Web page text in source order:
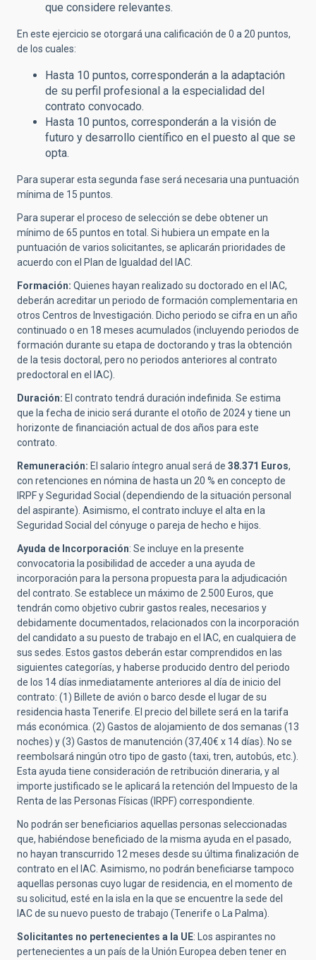
que considere relevantes.
En este ejercicio se otorgará una calificación de 0 a 20 puntos,
de los cuales:
Hasta 10 puntos, corresponderán a la adaptación
de su perfil profesional a la especialidad del
contrato convocado.
Hasta 10 puntos, corresponderán a la visión de
futuro y desarrollo científico en el puesto al que se
opta.
Para superar esta segunda fase será necesaria una puntuación
mínima de 15 puntos.
Para superar el proceso de selección se debe obtener un
mínimo de 65 puntos en total. Si hubiera un empate en la
puntuación de varios solicitantes, se aplicarán prioridades de
acuerdo con el Plan de Igualdad del IAC.
Formación: Quienes hayan realizado su doctorado en el IAC,
deberán acreditar un periodo de formación complementaria en
otros Centros de Investigación. Dicho periodo se cifra en un año
continuado o en 18 meses acumulados (incluyendo periodos de
formación durante su etapa de doctorando y tras la obtención
de la tesis doctoral, pero no periodos anteriores al contrato
predoctoral en el IAC).
Duración: El contrato tendrá duración indefinida. Se estima
que la fecha de inicio será durante el otoño de 2024 y tiene un
horizonte de financiación actual de dos años para este
contrato.
Remuneración: El salario íntegro anual será de 38.371 Euros,
con retenciones en nómina de hasta un 20 % en concepto de
IRPF y Seguridad Social (dependiendo de la situación personal
del aspirante). Asimismo, el contrato incluye el alta en la
Seguridad Social del cónyuge o pareja de hecho e hijos.
Ayuda de Incorporación: Se incluye en la presente
convocatoria la posibilidad de acceder a una ayuda de
incorporación para la persona propuesta para la adjudicación
del contrato. Se establece un máximo de 2.500 Euros, que
tendrán como objetivo cubrir gastos reales, necesarios y
debidamente documentados, relacionados con la incorporación
del candidato a su puesto de trabajo en el IAC, en cualquiera de
sus sedes. Estos gastos deberán estar comprendidos en las
siguientes categorías, y haberse producido dentro del periodo
de los 14 días inmediatamente anteriores al día de inicio del
contrato: (1) Billete de avión o barco desde el lugar de su
residencia hasta Tenerife. El precio del billete será en la tarifa
más económica. (2) Gastos de alojamiento de dos semanas (13
noches) y (3) Gastos de manutención (37,40€ x 14 días). No se
reembolsará ningún otro tipo de gasto (taxi, tren, autobús, etc.).
Esta ayuda tiene consideración de retribución dineraria, y al
importe justificado se le aplicará la retención del Impuesto de la
Renta de las Personas Físicas (IRPF) correspondiente.
No podrán ser beneficiarios aquellas personas seleccionadas
que, habiéndose beneficiado de la misma ayuda en el pasado,
no hayan transcurrido 12 meses desde su última finalización de
contrato en el IAC. Asimismo, no podrán beneficiarse tampoco
aquellas personas cuyo lugar de residencia, en el momento de
su solicitud, esté en la isla en la que se encuentre la sede del
IAC de su nuevo puesto de trabajo (Tenerife o La Palma).
Solicitantes no pertenecientes a la UE: Los aspirantes no
pertenecientes a un país de la Unión Europea deben tener en